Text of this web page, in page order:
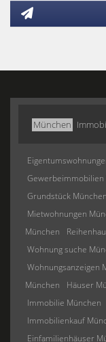
München
Gewerbeimmobilien
Grundstück München
Mietwohnungen
München
Wohnung suche
Wohnungsanzeigen
München
Häuser
Immobilie München
Immobilienkauf
Einfamilienhäuser